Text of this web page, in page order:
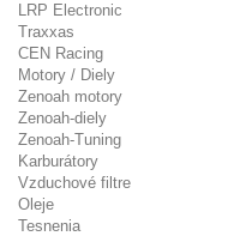
LRP Electronic
Traxxas
CEN Racing
Motory / Diely
Zenoah motory
Zenoah-diely
Zenoah-Tuning
Karburátory
Vzduchové filtre
Oleje
Tesnenia